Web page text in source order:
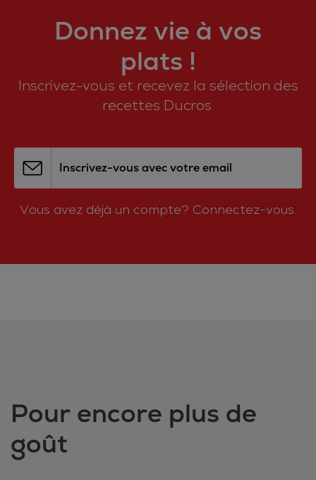
Donnez vie à vos
plats !
Inscrivez-vous et recevez la sélection des
recettes Ducros.
Inscrivez-vous avec votre email
Vous avez déjà un compte? Connectez-vous.
Pour encore plus de
goût